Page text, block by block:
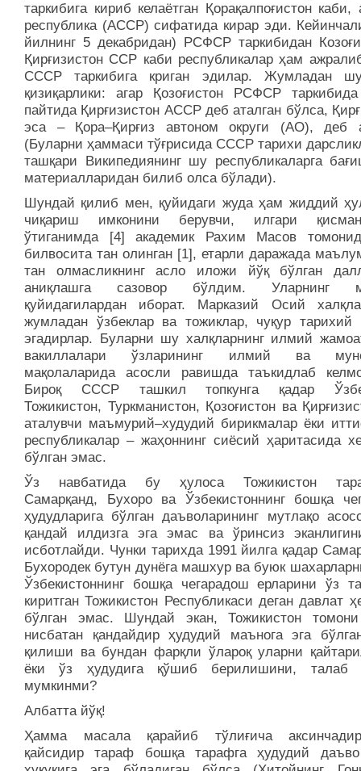
таркибига кириб келаётган Қорақалпоғистон каби,
республика (АССР) сифатида кирар эди.
йилнинг 5 декабридан) РСФСР таркибидан
Қирғизистон ССР каби республикалар ҳам
СССР таркибига криган эдилар. Жумладан
қизиқарлики: агар Қозоғистон РСФСР
пайтида Қирғизистон АССР деб аталган бўлса,
эса – Қора–Қирғиз автоном округи (АО), деб
(Буларни ҳаммаси тўғрисида СССР тарихи
ташқари Википедиянинг шу республикаларга
материалларидан билиб олса бўлади).
Шундай қилиб мен, қуйидаги жуда ҳам жиддий
чиқариш имконини берувчи, илгари
ўтиганимда [4] академик Рахим Масов
билвосита тан олинган [1], етарли даражада
тан олмасликнинг асло иложи йўқ бўлган
аниқлашга сазовор бўлдим. Уларнинг
қуйидагилардан иборат. Марказий Осий
жумладан ўзбеклар ва тожиклар, чуқур тарихий
эгадирлар. Буларни шу халқларнинг илмий
вакиллалари ўзларининг илмий ва
мақолаларида асосли равишда таъкидлаб
Бироқ СССР ташкил топкунга қадар
Тожикистон, Туркманистон, Қозоғистон ва
аталувчи маъмурий–худудий бирикмалар ёки
республикалар – жаҳоннинг сиёсий ҳаритасида
бўлган эмас.
Ўз навбатида бу ҳулоса Тожикистон
Самарқанд, Бухоро ва Ўзбекистоннинг бошқа
ҳудудларига бўлган даъволарининг мутлақо
қандай илдизга эга эмас ва ўринсиз
исботлайди. Чунки тарихда 1991 йилга қадар
Бухородек бутун дунёга машхур ва буюк
Ўзбекистоннинг бошқа чегарадош ерларини ўз
киритган Тожикистон Республикаси деган давлат
бўлган эмас. Шундай экан, Тожикистон томони
нисбатан қандайдир ҳудудий маънога эга
қилиши ва бундан фарқли ўлароқ уларни
ёки ўз ҳудудига қўшиб берилишини, талаб
мумкинми?
Албатта йўқ!
Ҳамма масала қарайиб тўлиғича
қайсидир тараф бошқа тарафга ҳудудий